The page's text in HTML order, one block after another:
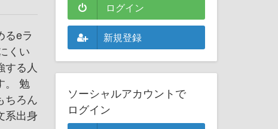
るeラ
くい
る人
。 勉
ちろん
系出身
ログイン
新規登録
ソーシャルアカウントで
ログイン